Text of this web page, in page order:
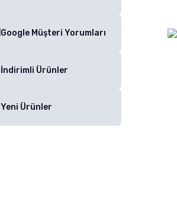
Google Müşteri Yorumları
İndirimli Ürünler
Yeni Ürünler